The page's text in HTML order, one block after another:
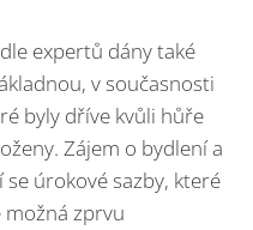
expertů dány také
v současnosti
byly dříve kvůli hůře
Zájem o bydlení a
úrokové sazby, které
možná zprvu